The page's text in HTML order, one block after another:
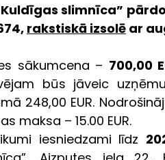
slimnīca”
rakstiskā izsolē ar
sākumcena – 700,00
būs jāveic
248,00 EUR.
maksa – 15.00 EUR.
iesniedzami līdz